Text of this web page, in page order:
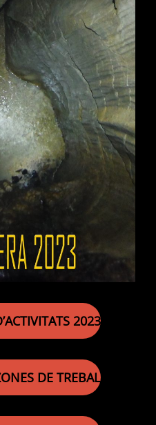
2023
DE TREBALL 2023